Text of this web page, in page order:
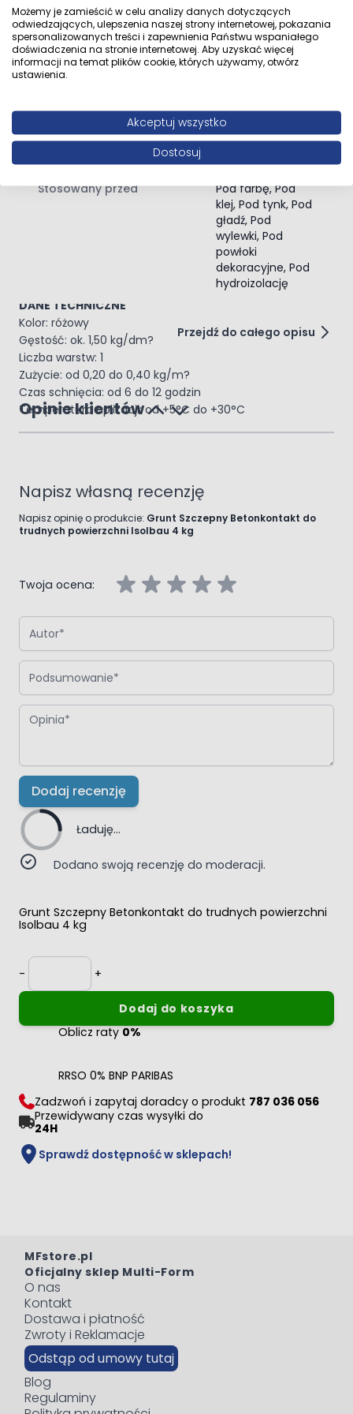
wolne od substancji zmniejszających przyczepność
niezamarznięte
Nierówności należy wyrównać odpowiednimi masami
szpachlowymi.
IsolBau Betonkontakt nie jest przeznaczony do
APLIKACJA
Na przygotowane podłoże równomiernie nanieść
preparat IsolBau Betonkontakt jedną warstwą, aż do
widocznego i całkowitego pokrycia powierzchni.
Stosować wałek z krótkim włosiem lub pędzel
Na zewnątrz nie stosować Betonkontaktu podczas mgły
W razie możliwości opadów zabezpieczyć powierzchnię.
Świeżo naniesioną warstwę chronić przed intensywnym
słońcem, opadami lub mgłą aż do całkowitego
DANE TECHNICZNE
Kolor: różowy
Gęstość: ok. 1,50 kg/dm?
Liczba warstw: 1
Zużycie: od 0,20 do 0,40 kg/m?
Czas schnięcia: od 6 do 12 godzin
Temperatura aplikacji: od +5°C do +30°C
trudnych
podłożach
Rodzaj podłoża
Do betonu, Na
powierzchnie
mineralne, Płyty
Stosowany przed
Pod farbę, Pod
klej, Pod tynk, Pod
gładź, Pod
wylewki, Pod
powłoki
dekoracyjne, Pod
hydroizolację
Przejdź do całego opisu
Opinie klientów
Napisz własną recenzję
Napisz opinię o produkcie: Grunt Szczepny Betonkontakt do
trudnych powierzchni Isolbau 4 kg
Twoja ocena:
Autor
Podsumowanie
Opinia
Dodaj recenzję
Ładuję...
Dodano swoją recenzję do moderacji.
Grunt Szczepny Betonkontakt do trudnych powierzchni
Isolbau 4 kg
-
Ilość
+
Dodaj do koszyka
Oblicz raty0%
RRSO 0% BNP PARIBAS
Zadzwoń i zapytaj doradcy o produkt 787 036 056
Przewidywany czas wysyłki do
24H
Sprawdź dostępność w sklepach!
MFstore.pl
Oficjalny sklep Multi-Form
O nas
Kontakt
Dostawa i płatność
Zwroty i Reklamacje
Odstąp od umowy tutaj
Blog
Regulaminy
Możemy je zamieścić w celu analizy danych dotyczących
odwiedzających, ulepszenia naszej strony internetowej, pokazania
spersonalizowanych treści i zapewnienia Państwu wspaniałego
doświadczenia na stronie internetowej. Aby uzyskać więcej
informacji na temat plików cookie, których używamy, otwórz
ustawienia.
Akceptuj wszystko
Dostosuj